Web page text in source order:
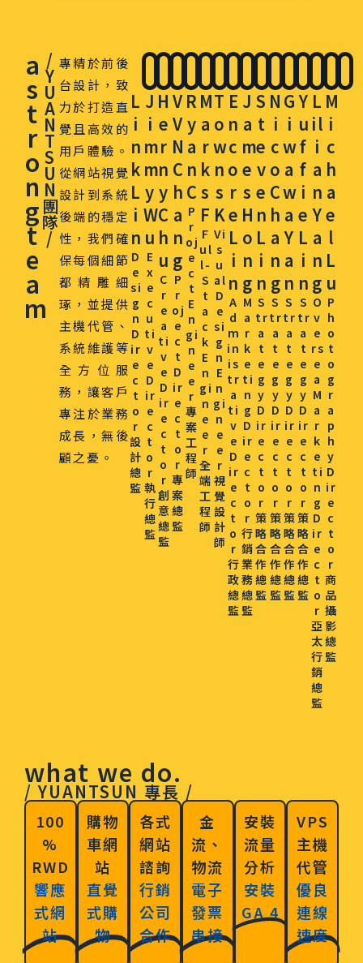
a
s
t
r
o
n
g
t
e
a
m
/
Y
U
A
N
T
S
U
N
團
隊
/
專精於前後
台設計，致
力於打造直
覺且高效的
用戶體驗。
從網站視覺
設計到系統
後端的穩定
性，我們確
保每個細節
都精雕細
琢，並提供
主機代管、
系統維護等
全方位服
務，讓客戶
專注於業務
成長，無後
顧之憂。
L
i
n
k
L
i
n
D
e
si
g
n
D
ir
e
c
t
o
r
設
計
總
監
J
i
m
m
y
W
u
E
x
e
c
u
ti
v
e
D
ir
e
c
t
o
r
執
行
總
監
H
e
r
n
y
C
h
u
C
r
e
a
ti
v
e
D
ir
e
c
t
o
r
創
意
總
監
V
V
N
C
h
a
n
g
P
r
oj
e
c
t
D
ir
e
c
t
o
r
專
案
總
監
R
y
a
n
C
P
r
oj
e
c
t
E
n
gi
n
e
e
r
專
案
工
程
師
M
a
r
k
s
F
F
ul
l-
S
t
a
c
k
E
n
gi
n
e
e
r
全
端
工
程
師
T
o
w
n
s
K
Vi
s
u
al
D
e
si
g
n
E
n
gi
n
e
e
r
視
覺
設
計
師
E
n
c
o
r
e
L
i
n
A
d
m
in
is
tr
a
ti
v
e
D
ir
e
c
t
o
r
行
政
總
監
J
a
m
e
s
H
o
n
g
M
a
r
k
e
ti
n
g
D
ir
e
c
t
o
r
行
銷
業
務
總
監
S
t
e
v
e
n
L
i
n
S
tr
a
t
e
g
y
D
ir
e
c
t
o
r
策
略
合
作
總
監
N
i
c
o
C
h
a
n
g
S
tr
a
t
e
g
y
D
ir
e
c
t
o
r
策
略
合
作
總
監
G
i
w
a
w
a
Y
a
n
S
tr
a
t
e
g
y
D
ir
e
c
t
o
r
策
略
合
作
總
監
Y
u
f
f
i
e
L
i
n
S
tr
a
t
e
g
y
D
ir
e
c
t
o
r
策
略
合
作
總
監
L
il
i
a
n
Y
a
n
g
O
v
e
rs
e
a
M
a
r
k
e
ti
n
g
D
ir
e
c
t
o
r
亞
太
行
銷
總
監
M
i
c
h
a
e
l
L
u
P
h
o
t
o
g
r
a
p
h
y
D
ir
e
c
t
o
r
商
品
攝
影
總
監
what we do.
/ YUANTSUN 專長 /
100
%
RWD
響應
式網
站
購物
車網
站
直覺
式購
物
各式
網站
諮詢
行銷
公司
合作
金
流、
物流
電子
發票
串接
安裝
流量
分析
安裝
GA 4
VPS
主機
代管
優良
連線
速度